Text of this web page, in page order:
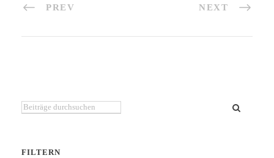
PREV NEXT
Du suchst etwas bestimmtes?
FILTERN